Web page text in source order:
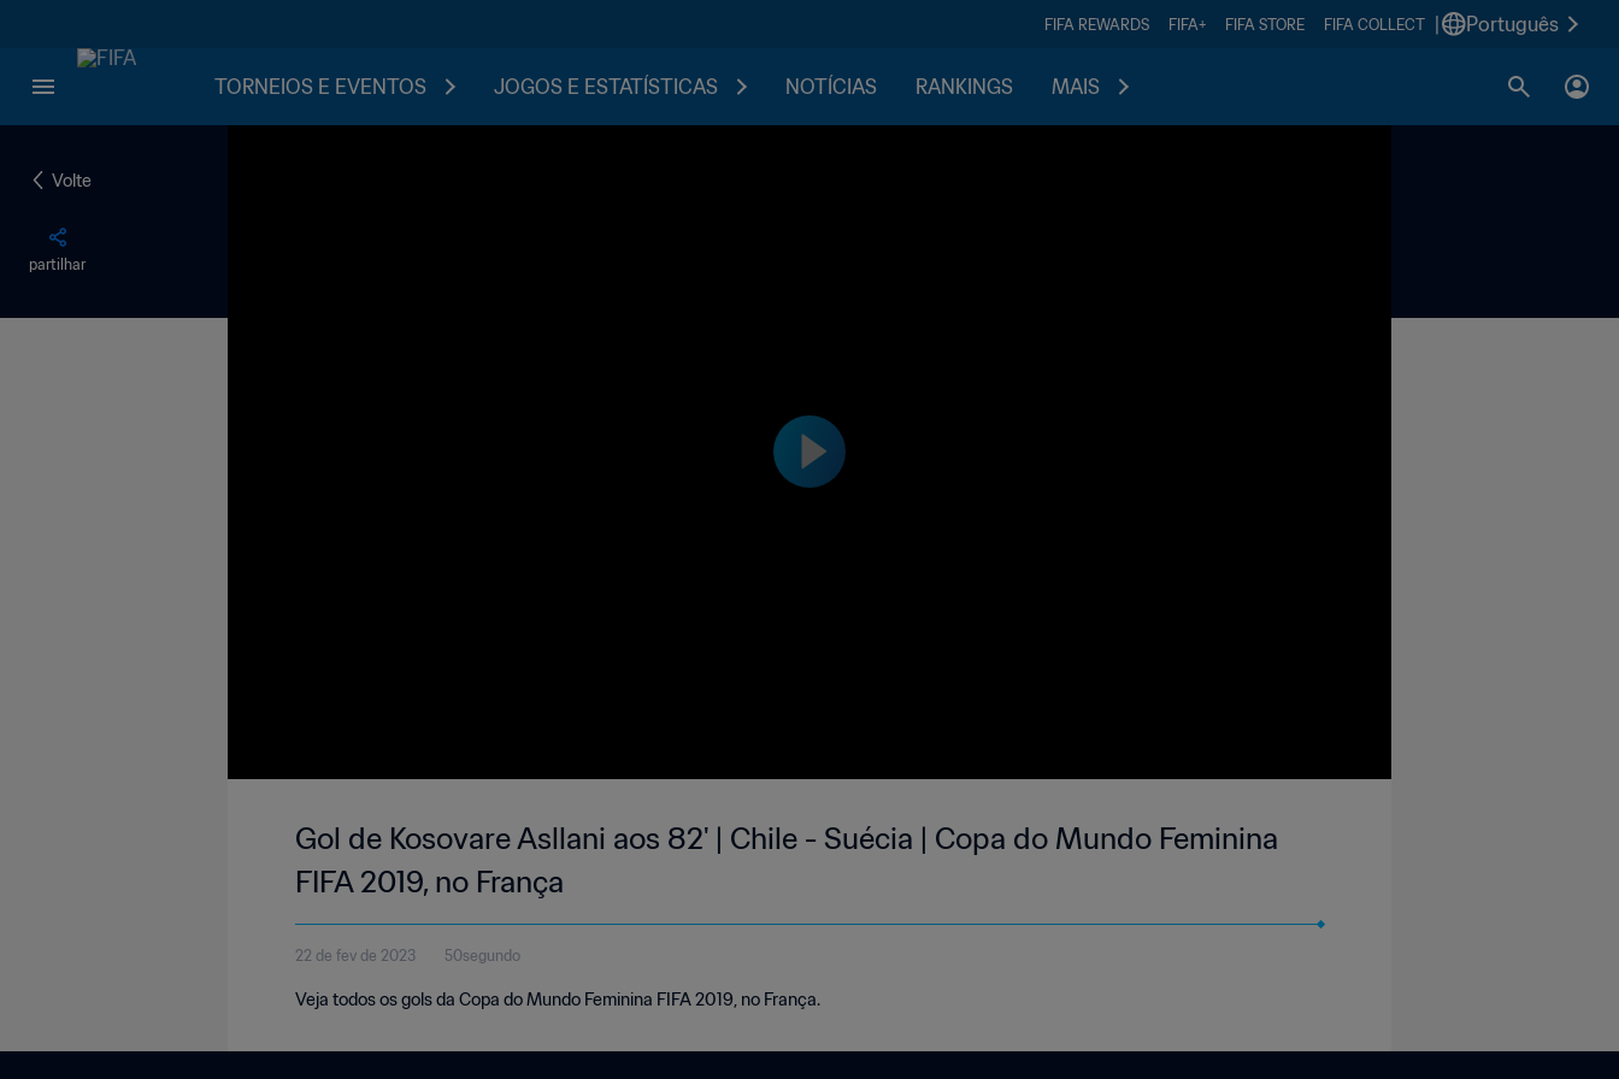
FIFA REWARDS FIFA+ FIFA STORE FIFA COLLECT Português
TORNEIOS E EVENTOS JOGOS E ESTATÍSTICAS NOTÍCIAS RANKINGS MAIS
Volte
partilhar
Gol de Kosovare Asllani aos 82' | Chile - Suécia | Copa do Mundo Feminina
FIFA 2019, no França
22 de fev de 2023 50segundo
Veja todos os gols da Copa do Mundo Feminina FIFA 2019, no França.